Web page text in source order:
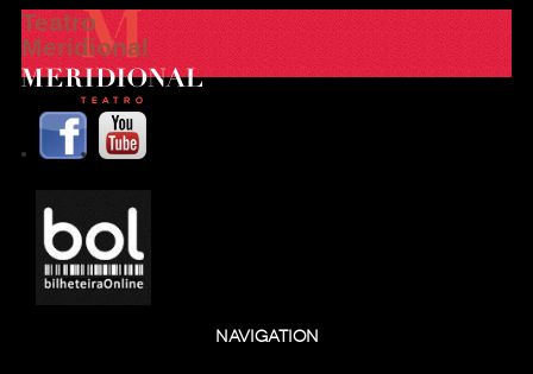
Teatro
Meridional
NAVIGATION